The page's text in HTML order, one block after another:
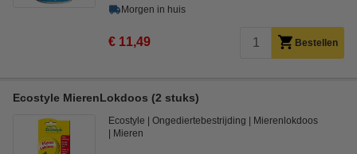
Morgen in huis
€ 11,49 Bestellen
Ecostyle MierenLokdoos (2 stuks)
Ecostyle Ongediertebestrijding
Mierenlokdoos
Mieren